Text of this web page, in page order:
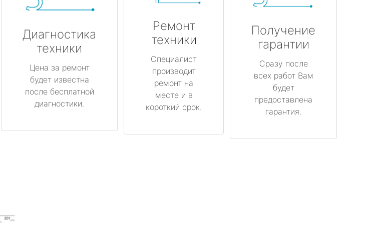
Диагностика
техники
Цена за ремонт
будет известна
после бесплатной
диагностики.
Ремонт
техники
Специалист
производит
ремонт на
месте и в
короткий срок.
Получение
гарантии
Сразу после
всех работ Вам
будет
предоставлена
гарантия.